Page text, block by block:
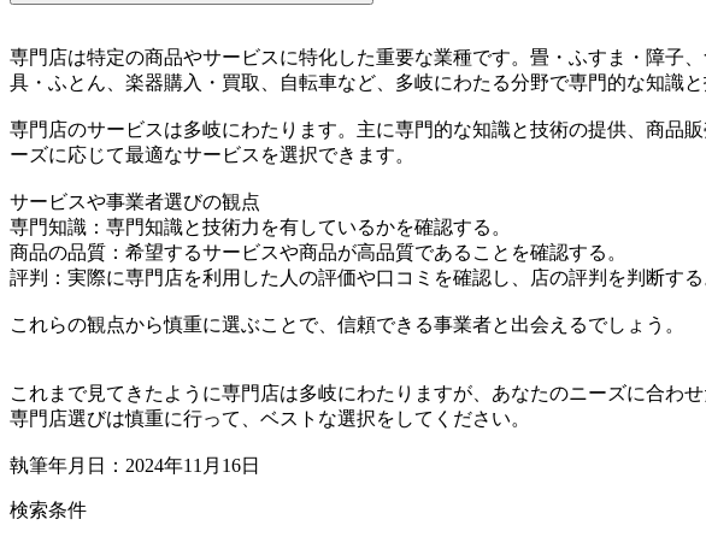
専門店は特定の商品やサービスに特化した重要な業種です。畳・ふすま・障子
具・ふとん、楽器購入・買取、自転車など、多岐にわたる分野で専門的な知識
専門店のサービスは多岐にわたります。主に専門的な知識と技術の提供、商品
ーズに応じて最適なサービスを選択できます。
サービスや事業者選びの観点
専門知識：専門知識と技術力を有しているかを確認する。
商品の品質：希望するサービスや商品が高品質であることを確認する。
評判：実際に専門店を利用した人の評価や口コミを確認し、店の評判を判断する
これらの観点から慎重に選ぶことで、信頼できる事業者と出会えるでしょう。
これまで見てきたように専門店は多岐にわたりますが、あなたのニーズに合わせ
専門店選びは慎重に行って、ベストな選択をしてください。
執筆年月日：2024年11月16日
検索条件